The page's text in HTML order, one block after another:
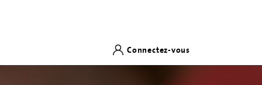
Connectez-vous